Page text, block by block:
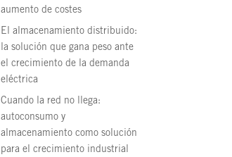
aumento de costes
El almacenamiento distribuido:
la solución que gana peso ante
el crecimiento de la demanda
eléctrica
Cuando la red no llega:
autoconsumo y
almacenamiento como solución
para el crecimiento industrial